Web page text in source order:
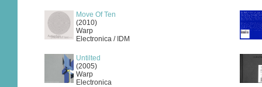
Move Of Ten
(2010)
Warp
Electronica / IDM
Untilted
(2005)
Warp
Electronica